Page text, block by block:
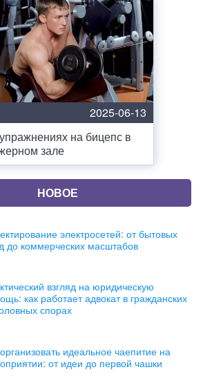
2025-06-13
на бицепс в
зале
НОВОЕ
электросетей: от бытовых
до коммерческих масштабов
взгляд на юридическую
как работает адвокат в гражданских
спорах
идеальное чаепитие на
от идеи до первой чашки